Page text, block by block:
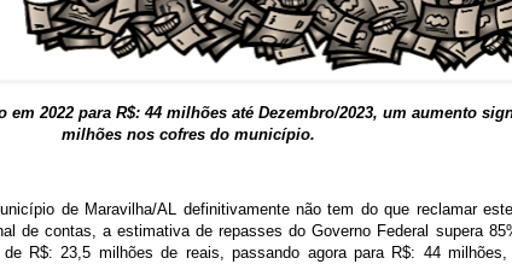
em 2022 para R$: 44 milhões até Dezembro/2023, um aumento
milhões nos cofres do município.
de Maravilha/AL definitivamente não tem do que reclamar
de contas, a estimativa de repasses do Governo Federal supera
R$: 23,5 milhões de reais, passando agora para R$: 44